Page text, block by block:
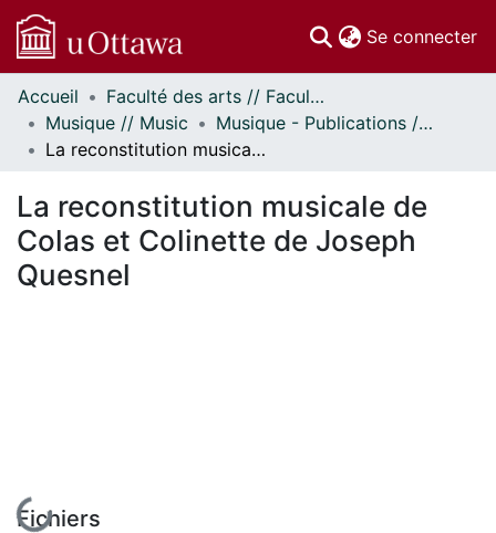
Se connecter
Communautés
et collections
Parcourir
À propos
Accueil
Faculté des arts // Faculty of Arts
Musique // Music
Musique - Publications // Music - Publications
La reconstitution musicale de Colas et Colinette de Joseph Quesnel
La reconstitution musicale de
Colas et Colinette de Joseph
Quesnel
En cours de chargement...
Fichiers